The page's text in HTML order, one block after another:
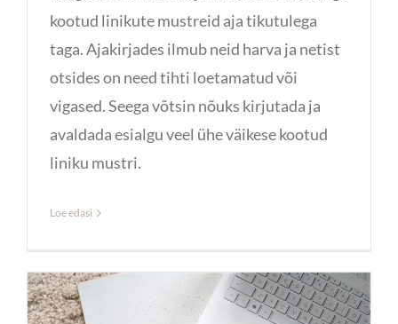
kootud linikute mustreid aja tikutulega
taga. Ajakirjades ilmub neid harva ja netist
otsides on need tihti loetamatud või
vigased. Seega võtsin nõuks kirjutada ja
avaldada esialgu veel ühe väikese kootud
liniku mustri.
Loe edasi